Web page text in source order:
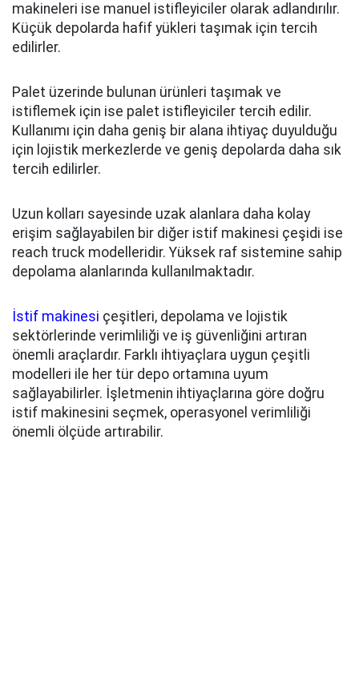
makineleri ise manuel istifleyiciler olarak adlandırılır.
Küçük depolarda hafif yükleri taşımak için tercih
edilirler.
Palet üzerinde bulunan ürünleri taşımak ve
istiflemek için ise palet istifleyiciler tercih edilir.
Kullanımı için daha geniş bir alana ihtiyaç duyulduğu
için lojistik merkezlerde ve geniş depolarda daha sık
tercih edilirler.
Uzun kolları sayesinde uzak alanlara daha kolay
erişim sağlayabilen bir diğer istif makinesi çeşidi ise
reach truck modelleridir. Yüksek raf sistemine sahip
depolama alanlarında kullanılmaktadır.
İstif makinesi çeşitleri, depolama ve lojistik
sektörlerinde verimliliği ve iş güvenliğini artıran
önemli araçlardır. Farklı ihtiyaçlara uygun çeşitli
modelleri ile her tür depo ortamına uyum
sağlayabilirler. İşletmenin ihtiyaçlarına göre doğru
istif makinesini seçmek, operasyonel verimliliği
önemli ölçüde artırabilir.